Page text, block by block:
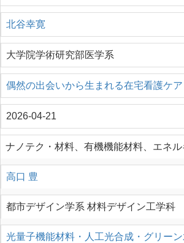
北谷幸寛
大学院学術研究部医学系
偶然の出会いから生まれる在宅看護ケア
2026-04-21
ナノテク・材料、有機機能材料、エネ
高口 豊
都市デザイン学系 材料デザイン工学科
光量子機能材料・人工光合成・グリー